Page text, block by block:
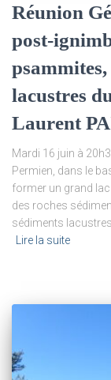
Réunion
post-
lacustres
Laurent
Mardi 16 juin à
Permien, dans le
former un grand
des roches
sédiments
Lire la suite